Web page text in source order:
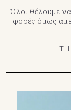
Όλοι θέλουμε
φορές όμως